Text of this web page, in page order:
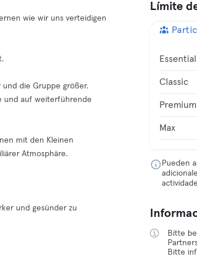
wie wir uns verteidigen
und die Gruppe größer.
und auf weiterführende
mit den Kleinen
Atmosphäre.
und gesünder zu
Límite
Essential
Classic
Premium
Max
Pueden
Bitte
Bitte